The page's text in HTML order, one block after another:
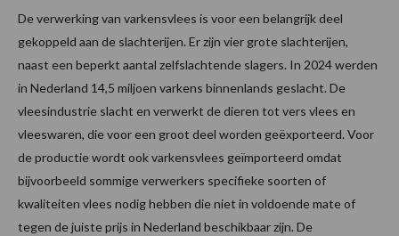
De verwerking van varkensvlees is voor een belangrijk deel
gekoppeld aan de slachterijen. Er zijn vier grote slachterijen,
naast een beperkt aantal zelfslachtende slagers. In 2024 werden
in Nederland 14,5 miljoen varkens binnenlands geslacht. De
vleesindustrie slacht en verwerkt de dieren tot vers vlees en
vleeswaren, die voor een groot deel worden geëxporteerd. Voor
de productie wordt ook varkensvlees geïmporteerd omdat
bijvoorbeeld sommige verwerkers specifieke soorten of
kwaliteiten vlees nodig hebben die niet in voldoende mate of
tegen de juiste prijs in Nederland beschikbaar zijn. De